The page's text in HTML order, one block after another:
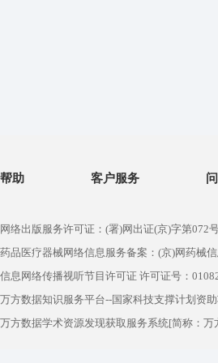
帮助 客户服务
网络出版服务许可证：(署)网出证(京)字第072
药品医疗器械网络信息服务备案：(京)网药械
信息网络传播视听节目许可证 许可证号：
万方数据知识服务平台--国家科技支撑计划资
万方数据学术资源发现获取服务系统[简称：